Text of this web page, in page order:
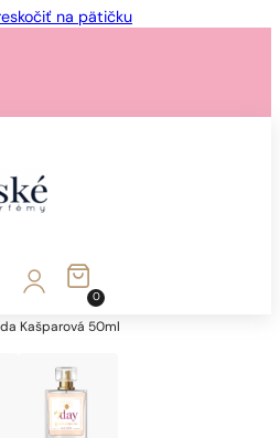
na pätičku
0
Kašparová 50ml